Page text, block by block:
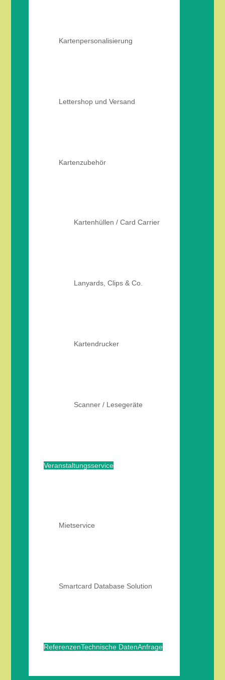
Kartenpersonalisierung
Lettershop und Versand
Kartenzubehör
Kartenhüllen / Card Carrier
Lanyards, Clips & Co.
Kartendrucker
Scanner / Lesegeräte
Veranstaltungsservice
Mietservice
Smartcard Database Solution
ReferenzenTechnische DatenAnfrage